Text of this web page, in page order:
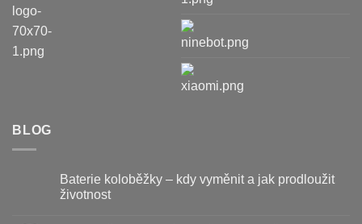
BLOG
Baterie koloběžky – kdy vyměnit a jak prodloužit
životnost